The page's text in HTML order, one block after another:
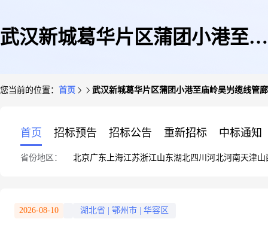
武汉新城葛华片区蒲团小港至庙
您当前的位置： 首页 武汉新城葛华片区蒲团小港至庙岭吴屴缆线管
首页 招标预告 招标公告 重新招标 中标通知
省份地区： 北京广东 上海江苏浙江山东湖北四川 河北河南天津山
2026-08-10 湖北省 鄂州市 华容区